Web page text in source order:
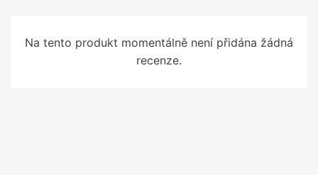
Na tento produkt momentálně není přidána žádná
recenze.